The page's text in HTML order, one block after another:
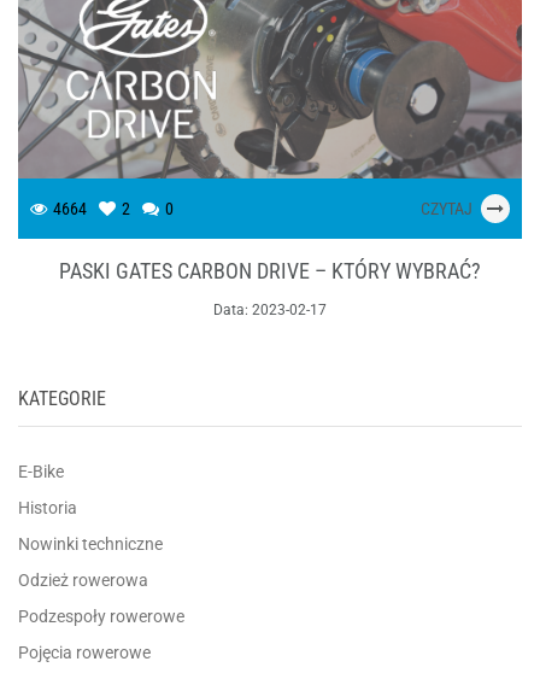
4664 2 0 CZYTAJ
PASKI GATES CARBON DRIVE – KTÓRY WYBRAĆ?
Data: 2023-02-17
KATEGORIE
E-Bike
Historia
Nowinki techniczne
Odzież rowerowa
Podzespoły rowerowe
Pojęcia rowerowe